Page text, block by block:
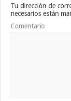
Tu dirección de
necesarios están
Comentario